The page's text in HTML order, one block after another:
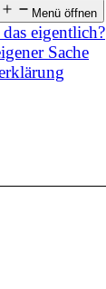
Menü öffnen
eigentlich?
Sache